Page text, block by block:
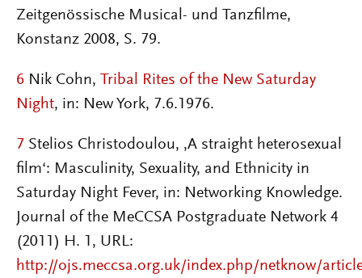
Zeitgenössische Musical- und Tanzfilme,
Konstanz 2008, S. 79.
6 Nik Cohn, Tribal Rites of the New Saturday
Night, in: New York, 7.6.1976.
7 Stelios Christodoulou, ‚A straight heterosexual
film‘: Masculinity, Sexuality, and Ethnicity in
Saturday Night Fever, in: Networking Knowledge.
Journal of the MeCCSA Postgraduate Network 4
(2011) H. 1, URL:
http://ojs.meccsa.org.uk/index.php/netknow/